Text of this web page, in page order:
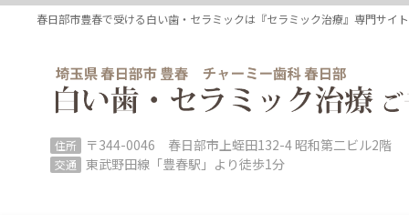
コ
ナ
春日部市豊春で受ける白い歯・セラミックは『セラミック治療』専門サイ
住所 〒344-0046 春日部市上蛭田132-4 昭和第二ビル2階
交通 東武野田線「豊春駅」より徒歩1分